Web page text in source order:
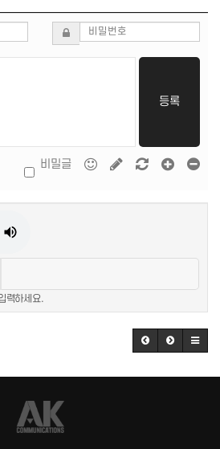
등록
비밀글
력하세요.